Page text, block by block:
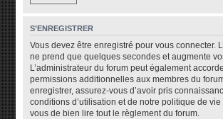
S’ENREGISTRER
Vous devez être enregistré pour vous connecter.
ne prend que quelques secondes et augmente
L’administrateur du forum peut également
permissions additionnelles aux membres du
enregistrer, assurez-vous d’avoir pris
conditions d’utilisation et de notre politique de
vous de bien lire tout le règlement du forum.